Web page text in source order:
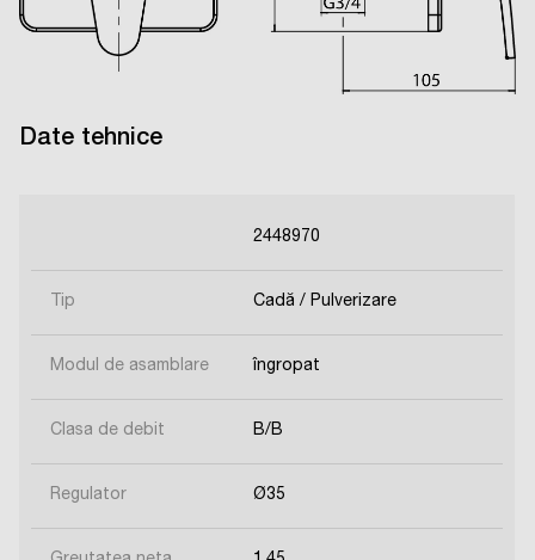
Date tehnice
2448970
Tip Cadă / Pulverizare
Modul de asamblare îngropat
Clasa de debit B/B
Regulator Ø35